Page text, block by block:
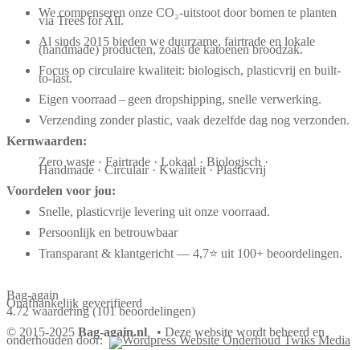
We compenseren onze CO₂-uitstoot door bomen te planten
via Trees for All.
Al sinds 2015 bieden we duurzame, fairtrade en lokale
(handmade) producten, zoals de katoenen broodzak.
Focus op circulaire kwaliteit: biologisch, plasticvrij en built-
to-last.
Eigen voorraad – geen dropshipping, snelle verwerking.
Verzending zonder plastic, vaak dezelfde dag nog verzonden.
Kernwaarden:
Zero waste · Fairtrade · Lokaal · Biologisch ·
Handmade · Circulair · Kwaliteit · Plasticvrij
Voordelen voor jou:
Snelle, plasticvrije levering uit onze voorraad.
Persoonlijk en betrouwbaar
Transparant & klantgericht — 4,7⭐ uit 100+ beoordelingen.
Bag-again
Onafhankelijk geverifieerd
4.72 waardering (101 beoordelingen)
© 2015-2025 Bag-again.nl • Deze website wordt beheerd en
onderhouden door: